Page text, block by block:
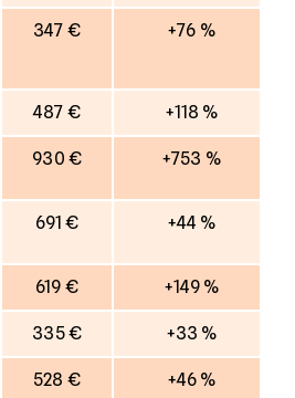
347 € +76 %
487 € +118 %
930 € +753 %
691 € +44 %
619 € +149 %
335 € +33 %
528 € +46 %